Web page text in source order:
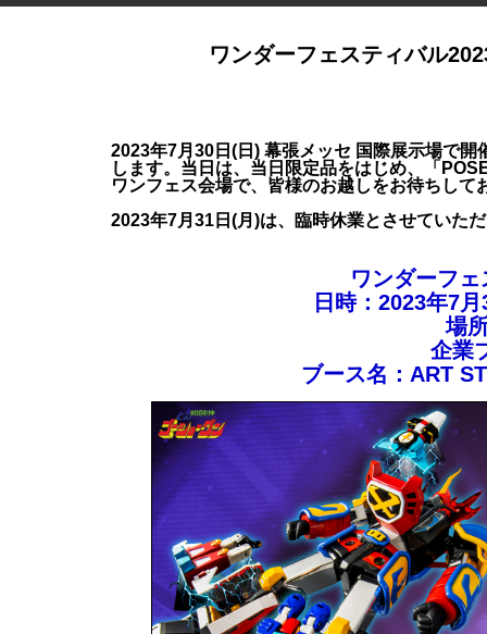
ワンダーフェスティバル
2023年7月30日(日) 幕張メッセ 国際展示場で
します。当日は、当日限定品をはじめ、「
ワンフェス会場で、皆様のお越しをお待ちして
2023年7月31日(月)は、臨時休業とさせていた
ワンダーフ
日時：2023年7
場
企業
ブース名：ART